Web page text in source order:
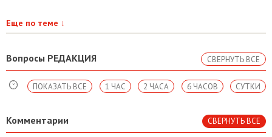
Еще по теме ↓
Вопросы РЕДАКЦИЯ СВЕРНУТЬ ВСЕ
СУТКИ
6 ЧАСОВ
2 ЧАСА
1 ЧАС
ПОКАЗАТЬ ВСЕ
Комментарии СВЕРНУТЬ ВСЕ